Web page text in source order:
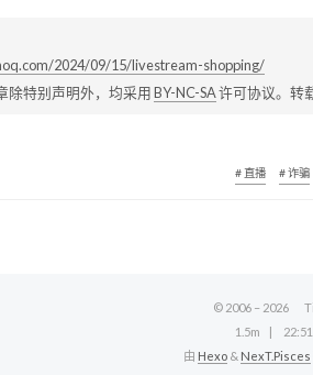
2024/09/15/livestream-shopping/
除特别声明外，均采用BY-NC-SA许可协议。转
# 直播 # 诈骗
© 2006 – 2026
1.5m
22:51
由 Hexo & NexT.Pisces